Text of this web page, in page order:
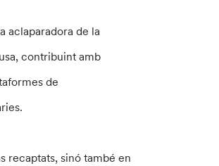
aclaparadora de la
contribuint amb
de
recaptats, sinó també en